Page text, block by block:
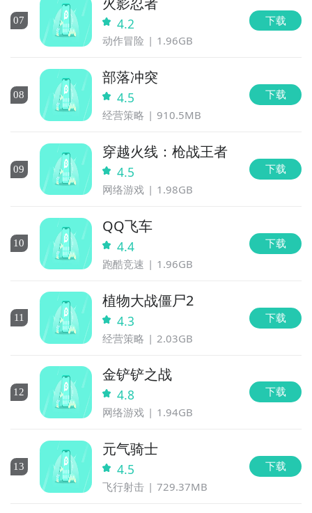
07 4.2
动作冒险 1.96GB
下载
08
部落冲突
4.5
经营策略 910.5MB
下载
09
穿越火线：枪战王者
4.5
网络游戏 1.98GB
下载
10
QQ飞车
4.4
跑酷竞速 1.96GB
下载
11
植物大战僵尸2
4.3
经营策略 2.03GB
下载
12
金铲铲之战
4.8
网络游戏 1.94GB
下载
13
元气骑士
4.5
飞行射击 729.37MB
下载